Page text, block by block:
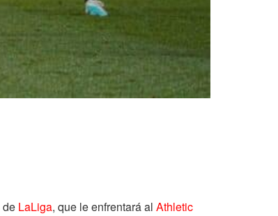
de LaLiga, que le enfrentará al Athletic